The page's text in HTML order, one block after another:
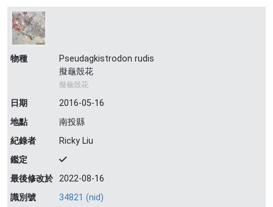
物種
Pseudagkistrodon rudis
擬龜殼花
擬龜殼花
日期
2016-05-16
地點
南投縣
紀錄者
Ricky Liu
鑑定
最後修改於 2022-08-16
識別號
34821 (nid)